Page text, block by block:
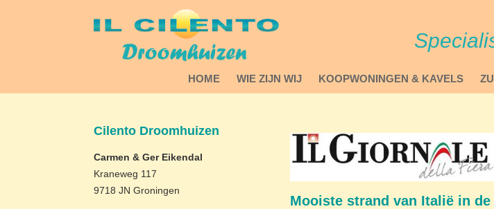
HOME WIE ZIJN WIJ KOOPWONINGEN & KAVELS
Cilento Droomhuizen
Carmen & Ger Eikendal
Kraneweg 117
9718 JN Groningen
Mooiste strand van Italië in